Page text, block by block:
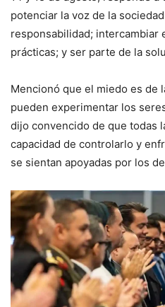
potenciar la voz de la
responsabilidad; intercambiar
prácticas; y ser parte de la
Mencionó que el miedo es de
pueden experimentar los
dijo convencido de que todas
capacidad de controlarlo y
se sientan apoyadas por los